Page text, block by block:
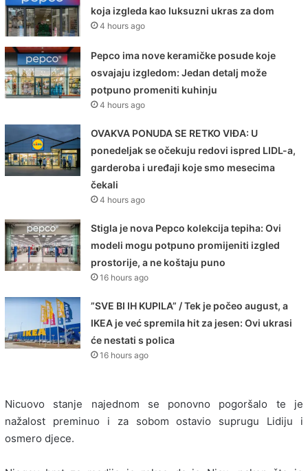
koja izgleda kao luksuzni ukras za dom
4 hours ago
Pepco ima nove keramičke posude koje
osvajaju izgledom: Jedan detalj može
potpuno promeniti kuhinju
4 hours ago
OVAKVA PONUDA SE RETKO VIĐA: U
ponedeljak se očekuju redovi ispred LIDL-a,
garderoba i uređaji koje smo mesecima
čekali
4 hours ago
Stigla je nova Pepco kolekcija tepiha: Ovi
modeli mogu potpuno promijeniti izgled
prostorije, a ne koštaju puno
16 hours ago
”SVE BI IH KUPILA” / Tek je počeo august, a
IKEA je već spremila hit za jesen: Ovi ukrasi
će nestati s polica
16 hours ago
Nicuovo stanje najednom se ponovno pogoršalo te je
nažalost preminuo i za sobom ostavio suprugu Lidiju i
osmero djece.